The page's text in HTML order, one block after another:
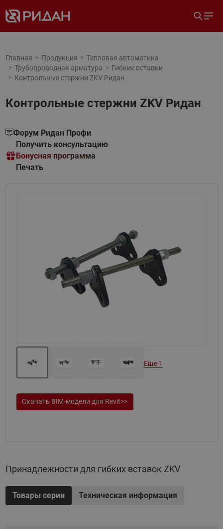
Главная Продукция
Тепловая автоматика
Трубопроводная арматура
Гибкие вставки
Контрольные стержни ZKV Ридан
Контрольные стержни ZKV Ридан
Форум Ридан Профи
Получить консультацию
Бонусная программа
Печать
Назад
Еще 1
Скачать BIM-модели для Revit>>
Принадлежности для гибких вставок ZKV
Товары серии Техническая информация